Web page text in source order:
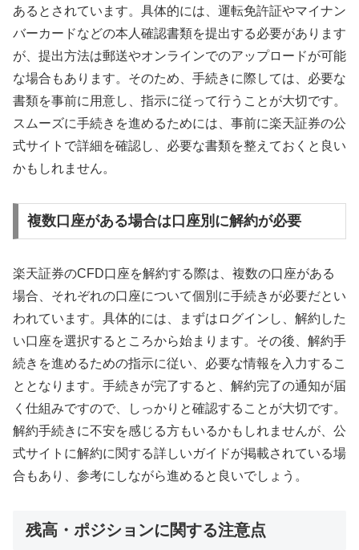
あるとされています。具体的には、運転免許証やマイナン
バーカードなどの本人確認書類を提出する必要があります
が、提出方法は郵送やオンラインでのアップロードが可能
な場合もあります。そのため、手続きに際しては、必要な
書類を事前に用意し、指示に従って行うことが大切です。
スムーズに手続きを進めるためには、事前に楽天証券の公
式サイトで詳細を確認し、必要な書類を整えておくと良い
かもしれません。
複数口座がある場合は口座別に解約が必要
楽天証券のCFD口座を解約する際は、複数の口座がある
場合、それぞれの口座について個別に手続きが必要だとい
われています。具体的には、まずはログインし、解約した
い口座を選択するところから始まります。その後、解約手
続きを進めるための指示に従い、必要な情報を入力するこ
ととなります。手続きが完了すると、解約完了の通知が届
く仕組みですので、しっかりと確認することが大切です。
解約手続きに不安を感じる方もいるかもしれませんが、公
式サイトに解約に関する詳しいガイドが掲載されている場
合もあり、参考にしながら進めると良いでしょう。
残高・ポジションに関する注意点